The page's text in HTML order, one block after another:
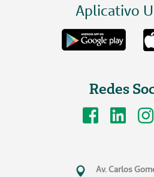
Aplicativo
Redes
Av. Carlos